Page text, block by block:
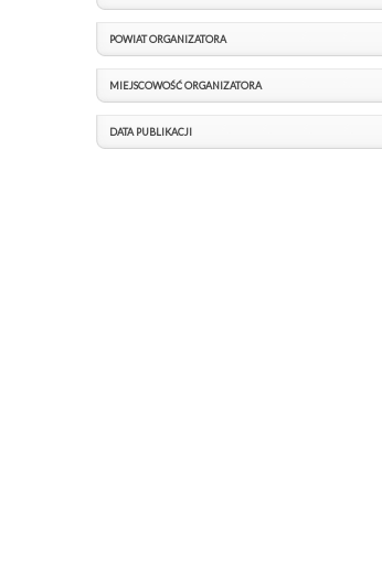
POWIAT ORGANIZATORA
MIEJSCOWOŚĆ ORGANIZATORA
DATA PUBLIKACJI